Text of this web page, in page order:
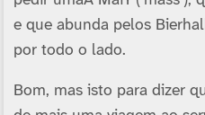
e que abunda pelos
por todo o lado.
Bom, mas isto para dizer